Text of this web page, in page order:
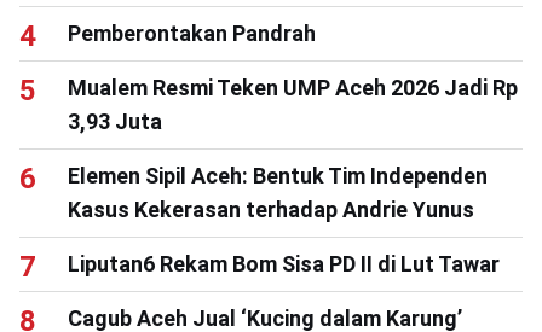
Pemberontakan Pandrah
Mualem Resmi Teken UMP Aceh 2026 Jadi Rp
3,93 Juta
Elemen Sipil Aceh: Bentuk Tim Independen
Kasus Kekerasan terhadap Andrie Yunus
Liputan6 Rekam Bom Sisa PD II di Lut Tawar
Cagub Aceh Jual ‘Kucing dalam Karung’